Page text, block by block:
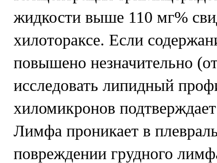
жидкости выше 110 мг%
хилотораксе. Если
повышено незначительно
исследовать липидный
хиломикронов
Лимфа проникает в
повреждении грудного